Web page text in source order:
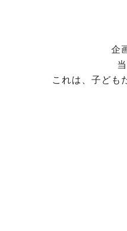
企
これは、子ども